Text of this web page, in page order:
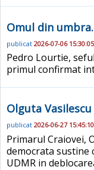
Omul din
publicat 2026-07-06 15:30:05
Pedro Lourtie,
primul confirmat
Olguta
publicat 2026-06-27 15:45:10
Primarul Craiovei,
democrata sustine
UDMR in